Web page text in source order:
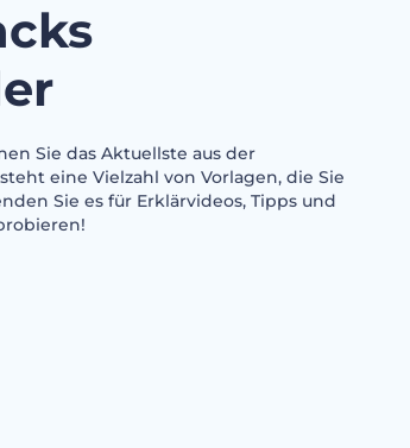
Sie das Aktuellste aus der
eine Vielzahl von Vorlagen, die Sie
Sie es für Erklärvideos, Tipps und